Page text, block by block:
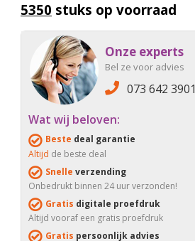
5350 stuks op voorraad
Onze experts
Bel ze voor advies
073 642 3901
Wat wij beloven:
Beste deal garantie
Altijd de beste deal
Snelle verzending
Onbedrukt binnen 24 uur verzonden!
Gratis digitale proefdruk
Altijd vooraf een gratis proefdruk
Gratis persoonlijk advies